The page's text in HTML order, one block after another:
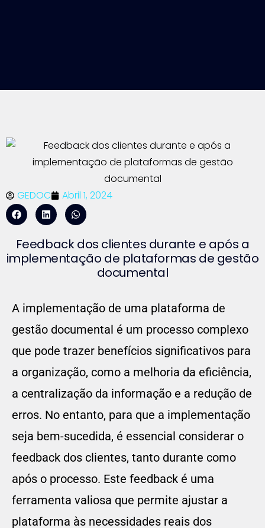
GEDOC Abril 1, 2024
Feedback dos clientes durante e após a
implementação de plataformas de gestão
documental
A implementação de uma plataforma de
gestão documental é um processo complexo
que pode trazer benefícios significativos para
a organização, como a melhoria da eficiência,
a centralização da informação e a redução de
erros. No entanto, para que a implementação
seja bem-sucedida, é essencial considerar o
feedback dos clientes, tanto durante como
após o processo. Este feedback é uma
ferramenta valiosa que permite ajustar a
plataforma às necessidades reais dos